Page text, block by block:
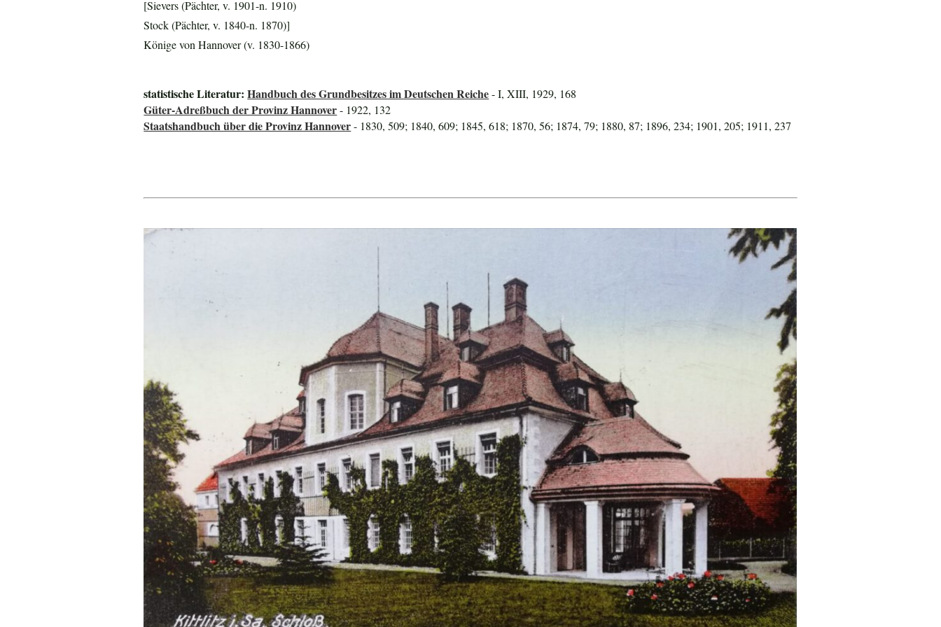
[Sievers (Pächter, v. 1901-n. 1910)
Stock (Pächter, v. 1840-n. 1870)]
Könige von Hannover (v. 1830-1866)
statistische Literatur:Handbuch des Grundbesitzes im Deutschen Reiche- I, XIII, 1929, 168
Güter-Adreßbuch der Provinz Hannover- 1922, 132
Staatshandbuch über die Provinz Hannover- 1830, 509; 1840, 609; 1845, 618; 1870, 56; 1874, 79; 1880, 87; 1896, 234; 1901, 205; 1911, 237